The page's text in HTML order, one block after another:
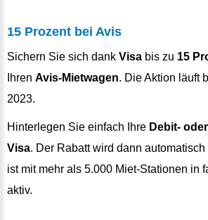
15 Prozent bei Avis
Sichern Sie sich dank Visa bis zu 15
Ihren Avis-Mietwagen. Die Aktion läuft
2023.
Hinterlegen Sie einfach Ihre Debit-
Visa. Der Rabatt wird dann
ist mit mehr als 5.000 Miet-Stationen in
aktiv.